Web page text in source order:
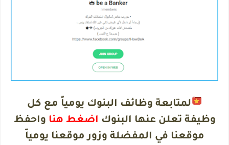
لمتابعة وظائف البنوك يومياّ مع كل
وظيفة تعلن عنها البنوك اضغط هنا واحفظ
موقعنا في المفضلة وزور موقعنا يومياّ